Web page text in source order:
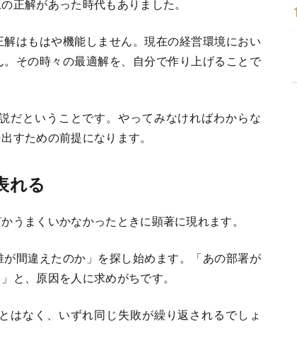
正解があった時代もありました。
はもはや機能しません。現在の経営環境におい
その時々の最適解を、自分で作り上げることで
ということです。やってみなければわからな
すための前提になります。
れる
まくいかなかったときに顕著に現れます。
間違えたのか」を探し始めます。「あの部署が
と、原因を人に求めがちです。
なく、いずれ同じ失敗が繰り返されるでしょ